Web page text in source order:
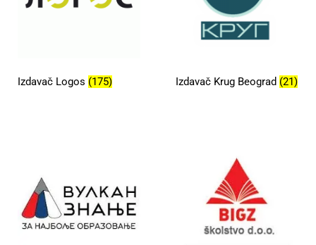
Izdavač Logos (175) Izdavač Krug Beograd (21)